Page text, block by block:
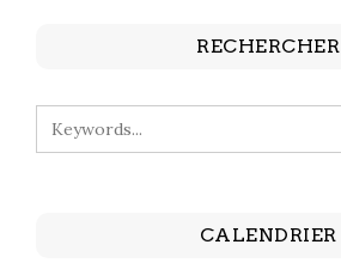
RECHERCHER
CALENDRIER